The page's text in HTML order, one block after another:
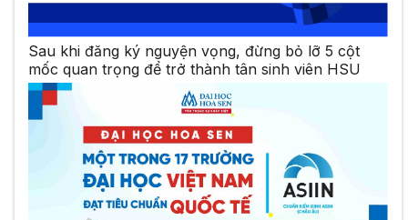
Sau khi đăng ký nguyện vọng, đừng bỏ lỡ 5 cột
mốc quan trọng để trở thành tân sinh viên HSU